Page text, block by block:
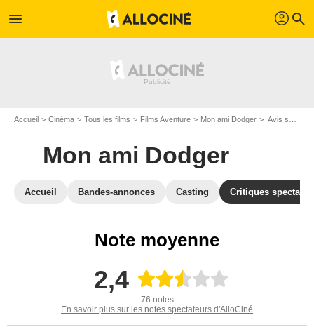
menu profil search
Accueil Cinéma Tous les films Films Aventure Mon ami Dodger Avis sur Mon ami Dodger
Mon ami Dodger
Accueil Bandes-annonces Casting Critiques
Note moyenne
2,4
76 notes
En savoir plus sur les notes spectateurs d'AlloCiné